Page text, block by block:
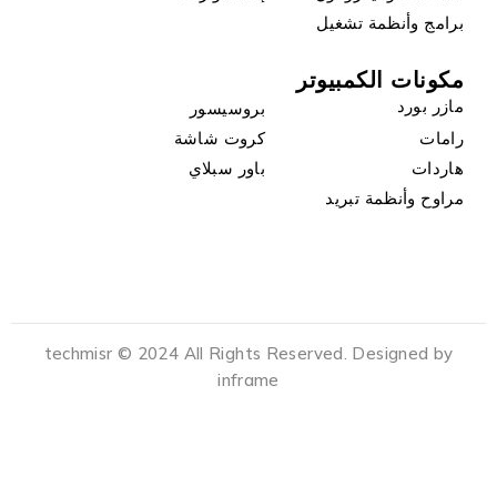
برامج وأنظمة تشغيل
مكونات الكمبيوتر
مازر بورد
بروسيسور
رامات
كروت شاشة
هاردات
باور سبلاي
مراوح وأنظمة تبريد
techmisr © 2024 All Rights Reserved. Designed by
inframe